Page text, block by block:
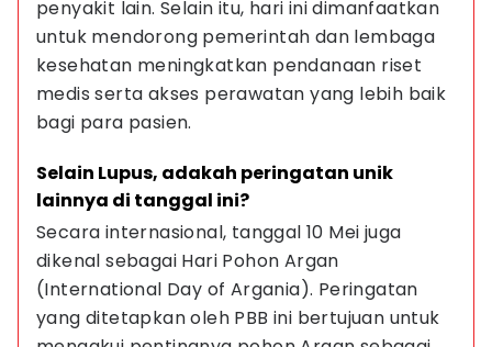
penyakit lain. Selain itu, hari ini dimanfaatkan
untuk mendorong pemerintah dan lembaga
kesehatan meningkatkan pendanaan riset
medis serta akses perawatan yang lebih baik
bagi para pasien.
Selain Lupus, adakah peringatan unik
lainnya di tanggal ini?
Secara internasional, tanggal 10 Mei juga
dikenal sebagai Hari Pohon Argan
(International Day of Argania). Peringatan
yang ditetapkan oleh PBB ini bertujuan untuk